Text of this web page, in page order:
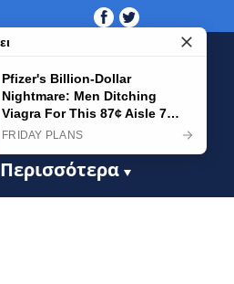
Περισσότερα